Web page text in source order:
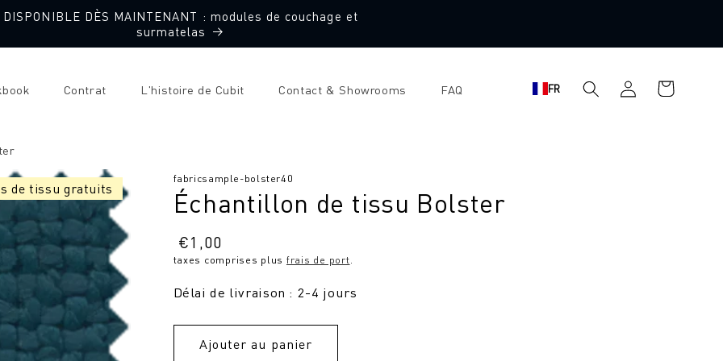
DISPONIBLE DÈS MAINTENANT : modules de couchage et
surmatelas
Contrat L'histoire de Cubit Contact & Showrooms FAQ FR
connecter
Panier
d'achat
de tissu gratuits
SKU
fabricsample-bolster40
Échantillon de tissu Bolster
Prix
normal
€1,00
taxes comprises plus frais de port.
Délai de livraison : 2-4 jours
Ajouter au panier